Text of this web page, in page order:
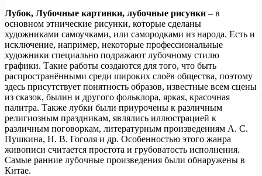
Лубок, Лубочные картинки, лубочные рисунки – в
основном этнические рисунки, которые сделаны
художниками самоучками, или самородками из народа. Есть и
исключение, например, некоторые профессиональные
художники специально подражают лубочному стилю
графики. Такие работы создаются для того, что быть
распространёнными среди широких слоёв общества, поэтому
здесь присутствует понятность образов, известные всем сцены
из сказок, былин и другого фольклора, яркая, красочная
палитра. Также лубки были приурочены к различным
религиозным праздникам, являлись иллюстрацией к
различным поговоркам, литературным произведениям А. С.
Пушкина, Н. В. Гоголя и др. Особенностью этого жанра
живописи считается простота и грубоватость исполнения.
Самые ранние лубочные произведения были обнаружены в
Китае.